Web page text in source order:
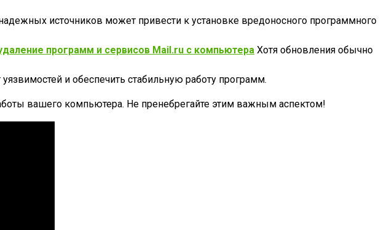
источников может привести к установке вредоносного программного
программ и сервисов Mail.ru с компьютера Хотя обновления обычно
и обеспечить стабильную работу программ.
вашего компьютера. Не пренебрегайте этим важным аспектом!